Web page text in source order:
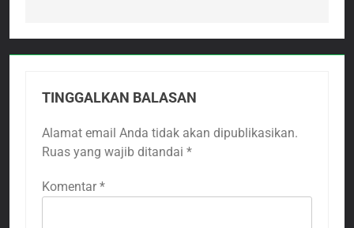
TINGGALKAN BALASAN
Alamat email Anda tidak akan dipublikasikan.
Ruas yang wajib ditandai *
Komentar *